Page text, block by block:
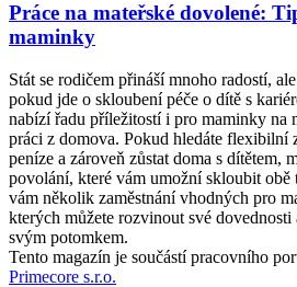
Práce na mateřské dovolené:
maminky
Stát se rodičem přináší mnoho radostí,
pokud jde o skloubení péče o dítě s
nabízí řadu příležitostí i pro maminky na
práci z domova. Pokud hledáte flexibilní
peníze a zároveň zůstat doma s dítětem,
povolání, které vám umožní skloubit obě
vám několik zaměstnání vhodných pro
kterých můžete rozvinout své dovednosti
svým potomkem.
Tento magazín je součástí pracovního
Primecore s.r.o.